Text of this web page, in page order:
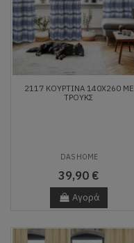
2117 ΚΟΥΡΤΙΝΑ 140Χ260 ΜΕ
ΤΡΟΥΚΣ
DAS HOME
39,90 €
Αγορά